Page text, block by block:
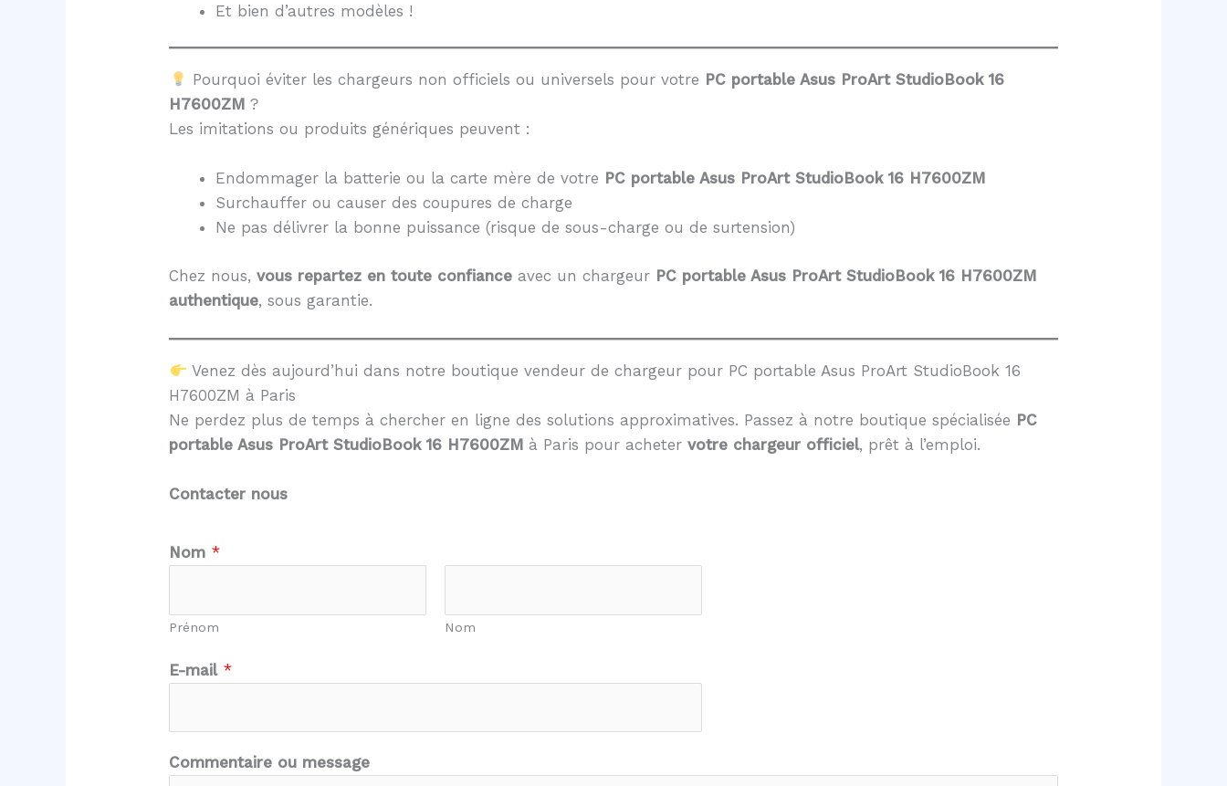
Et bien d’autres modèles !
Pourquoi éviter les chargeurs non officiels ou universels pour votre PC portable Asus ProArt StudioBook 16
H7600ZM ?
Les imitations ou produits génériques peuvent :
Endommager la batterie ou la carte mère de votre PC portable Asus ProArt StudioBook 16 H7600ZM
Surchauffer ou causer des coupures de charge
Ne pas délivrer la bonne puissance (risque de sous-charge ou de surtension)
Chez nous,vous repartez en toute confiance avec un chargeur PC portable Asus ProArt StudioBook 16 H7600ZM
authentique, sous garantie.
Venez dès aujourd’hui dans notre boutique vendeur de chargeur pour PC portable Asus ProArt StudioBook 16
H7600ZM à Paris
Ne perdez plus de temps à chercher en ligne des solutions approximatives. Passez à notre boutique spécialisée PC
portable Asus ProArt StudioBook 16 H7600ZM à Paris pour achetervotre chargeur officiel, prêt à l’emploi.
Contacter nous
N
o
m
s
e
Nom *
Prénom Nom
E-mail *
Commentaire ou message